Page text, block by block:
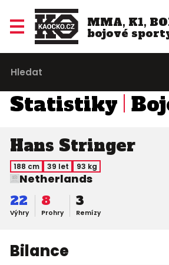
MMA, K1,
bojové
Statistiky
Hans Stringer
188 cm 39 let 93 kg
Netherlands
Výhry
22
Prohry
8
Remízy
3
Bilance